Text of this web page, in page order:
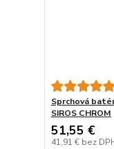
Sprchová
SIROS CHROM
51,55 €
41,91 € bez